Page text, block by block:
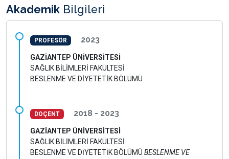
Akademik Bilgileri
PROFESÖR 2023
GAZİANTEP ÜNİVERSİTESİ
SAĞLIK BİLİMLERİ FAKÜLTESİ
BESLENME VE DİYETETİK BÖLÜMÜ
DOÇENT 2018 - 2023
GAZİANTEP ÜNİVERSİTESİ
SAĞLIK BİLİMLERİ FAKÜLTESİ
BESLENME VE DİYETETİK BÖLÜMÜ BESLENME VE